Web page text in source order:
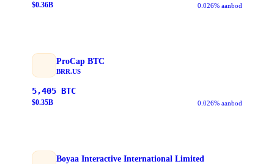
$0.36B 0.026% aanbod
ProCap BTC
BRR.US
5,405 BTC
$0.35B 0.026% aanbod
Boyaa Interactive International Limited